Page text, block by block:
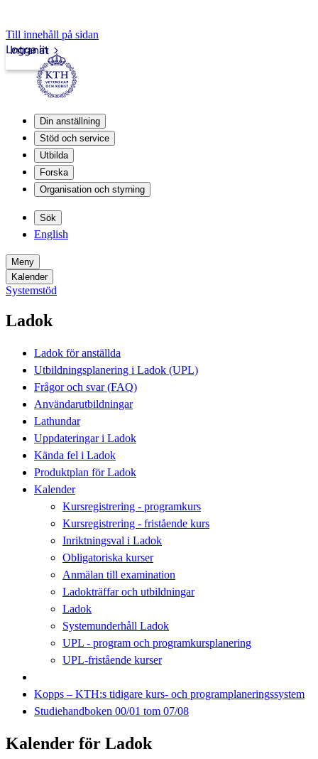
Till innehåll på sidan
Intranät
Logga in
Din anställning
Stöd och service
Utbilda
Forska
Organisation och styrning
Sök
English
Meny
Kalender
Systemstöd
Ladok
Ladok för anställda
Utbildningsplanering i Ladok (UPL)
Frågor och svar (FAQ)
Användarutbildningar
Lathundar
Uppdateringar i Ladok
Kända fel i Ladok
Produktplan för Ladok
Kalender
Kursregistrering - programkurs
Kursregistrering - fristående kurs
Inriktningsval i Ladok
Obligatoriska kurser
Anmälan till examination
Ladokträffar och utbildningar
Ladok
Systemunderhåll Ladok
UPL - program och programkursplanering
UPL-fristående kurser
Kopps – KTH:s tidigare kurs- och programplaneringssystem
Studiehandboken 00/01 tom 07/08
Kalender för Ladok